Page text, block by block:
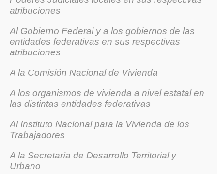
atribuciones
Al Gobierno Federal y a los gobiernos de las
entidades federativas en sus respectivas
atribuciones
A la Comisión Nacional de Vivienda
A los organismos de vivienda a nivel estatal en
las distintas entidades federativas
Al Instituto Nacional para la Vivienda de los
Trabajadores
A la Secretaría de Desarrollo Territorial y
Urbano